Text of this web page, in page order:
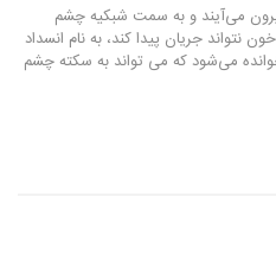
می‌آیند و به سمت شبکیه چشم
نتواند جریان پیدا کند، به نام انسداد
می‌شود که می تواند به سکته چشم